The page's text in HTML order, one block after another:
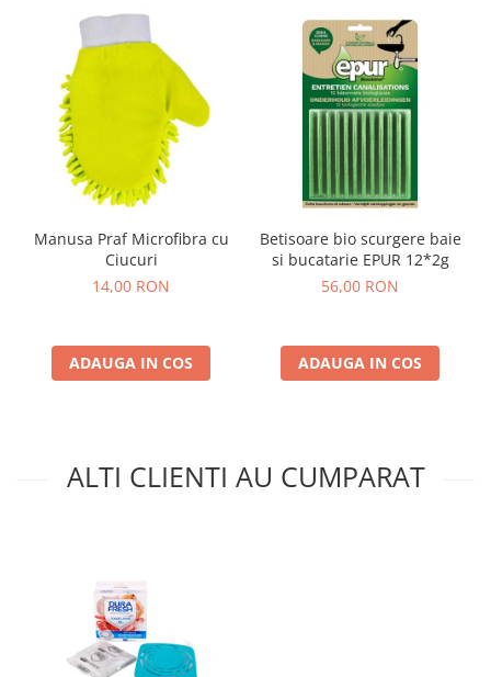
Manusa Praf Microfibra cu
Ciucuri
14,00 RON
ADAUGA IN COS
Betisoare bio scurgere baie
si bucatarie EPUR 12*2g
56,00 RON
ADAUGA IN COS
ALTI CLIENTI AU CUMPARAT